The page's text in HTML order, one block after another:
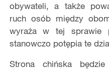
obywateli, a także
ruch osób między
wyraża w tej sprawie
stanowczo potępia te
Strona chińska